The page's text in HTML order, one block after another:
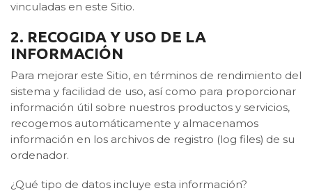
vinculadas en este Sitio.
2. RECOGIDA Y USO DE LA
INFORMACIÓN
Para mejorar este Sitio, en términos de rendimiento del
sistema y facilidad de uso, así como para proporcionar
información útil sobre nuestros productos y servicios,
recogemos automáticamente y almacenamos
información en los archivos de registro (log files) de su
ordenador.
¿Qué tipo de datos incluye esta información?